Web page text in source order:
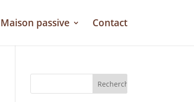
Maison passive Contact